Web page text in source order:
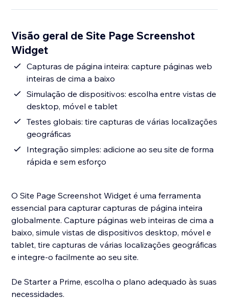
Visão geral de Site Page Screenshot
Widget
Capturas de página inteira: capture páginas web
inteiras de cima a baixo
Simulação de dispositivos: escolha entre vistas de
desktop, móvel e tablet
Testes globais: tire capturas de várias localizações
geográficas
Integração simples: adicione ao seu site de forma
rápida e sem esforço
O Site Page Screenshot Widget é uma ferramenta
essencial para capturar capturas de página inteira
globalmente. Capture páginas web inteiras de cima a
baixo, simule vistas de dispositivos desktop, móvel e
tablet, tire capturas de várias localizações geográficas
e integre-o facilmente ao seu site.
De Starter a Prime, escolha o plano adequado às suas
necessidades.